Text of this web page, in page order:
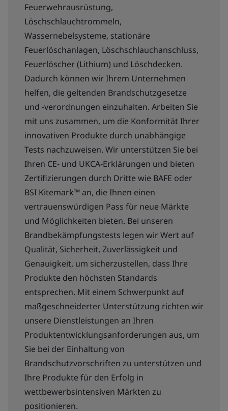
Feuerwehrausrüstung,
Löschschlauchtrommeln,
Wassernebelsysteme, stationäre
Feuerlöschanlagen, Löschschlauchanschluss,
Feuerlöscher (Lithium) und Löschdecken.
Dadurch können wir Ihrem Unternehmen
helfen, die geltenden Brandschutzgesetze
und -verordnungen einzuhalten. Arbeiten Sie
mit uns zusammen, um die Konformität Ihrer
innovativen Produkte durch unabhängige
Tests nachzuweisen. Wir unterstützen Sie bei
Ihren CE- und UKCA-Erklärungen und bieten
Zertifizierungen durch Dritte wie BAFE oder
BSI Kitemark™ an, die Ihnen einen
vertrauenswürdigen Pass für neue Märkte
und Möglichkeiten bieten. Bei unseren
Brandbekämpfungstests legen wir Wert auf
Qualität, Sicherheit, Zuverlässigkeit und
Genauigkeit, um sicherzustellen, dass Ihre
Produkte den höchsten Standards
entsprechen. Mit einem Schwerpunkt auf
maßgeschneiderter Unterstützung richten wir
unsere Dienstleistungen an Ihren
Produktentwicklungsanforderungen aus, um
Sie bei der Einhaltung von
Brandschutzvorschriften zu unterstützen und
Ihre Produkte für den Erfolg in
wettbewerbsintensiven Märkten zu
positionieren.